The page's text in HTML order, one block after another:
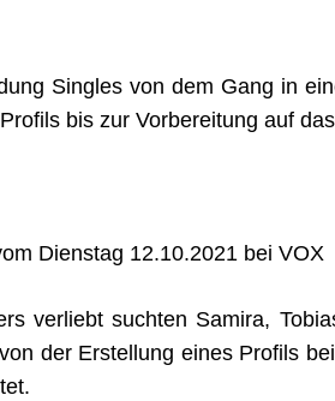
Singles von dem Gang in
bis zur Vorbereitung auf
Dienstag 12.10.2021 bei VOX
verliebt suchten Samira,
der Erstellung eines Profils